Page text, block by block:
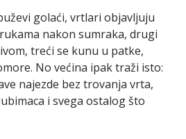
golaći, vrtlari objavljuju
nakon sumraka, drugi
treći se kunu u patke,
No većina ipak traži isto:
najezde bez trovanja vrta,
i svega ostalog što